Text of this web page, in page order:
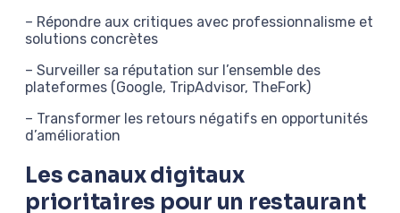
– Répondre aux critiques avec professionnalisme et
solutions concrètes
– Surveiller sa réputation sur l’ensemble des
plateformes (Google, TripAdvisor, TheFork)
– Transformer les retours négatifs en opportunités
d’amélioration
Les canaux digitaux
prioritaires pour un restaurant